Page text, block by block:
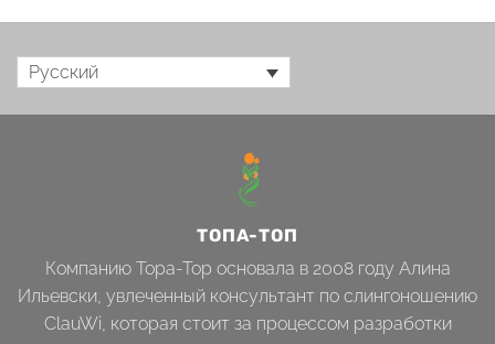
Русский
ТОПА-ТОП
Компанию Topa-Top основала в 2008 году Алина
Ильевски, увлеченный консультант по слингоношению
ClauWi, которая стоит за процессом разработки